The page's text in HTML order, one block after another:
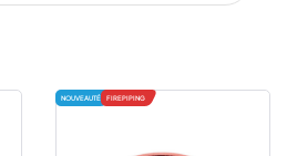
NOUVEAUTÉ FIREPIPING